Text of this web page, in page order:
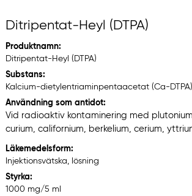
Ditripentat-Heyl (DTPA)
Produktnamn:
Ditripentat-Heyl (DTPA)
Substans:
Kalcium-dietylentriaminpentaacetat (Ca-DTPA)
Användning som antidot:
Vid radioaktiv kontaminering med
curium, californium, berkelium, cerium,
Läkemedelsform:
Injektionsvätska, lösning
Styrka:
1000 mg/5 ml